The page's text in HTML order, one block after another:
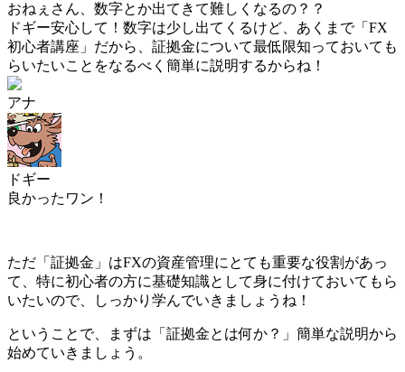
おねぇさん、数字とか出てきて難しくなるの？？
ドギー安心して！数字は少し出てくるけど、あくまで「FX
初心者講座」だから、証拠金について最低限知っておいても
らいたいことをなるべく簡単に説明するからね！
アナ
ドギー
良かったワン！
ただ 「証拠金」はFXの資産管理にとても重要な役割があっ
て、特に初心者の方に基礎知識として身に付けておいてもら
いたいので、しっかり学んでいきましょうね！
ということで、まずは「証拠金とは何か？」簡単な説明から
始めていきましょう。